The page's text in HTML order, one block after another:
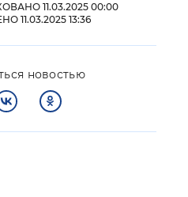
11.03.2025 00:00
11.03.2025 13:36
новостью